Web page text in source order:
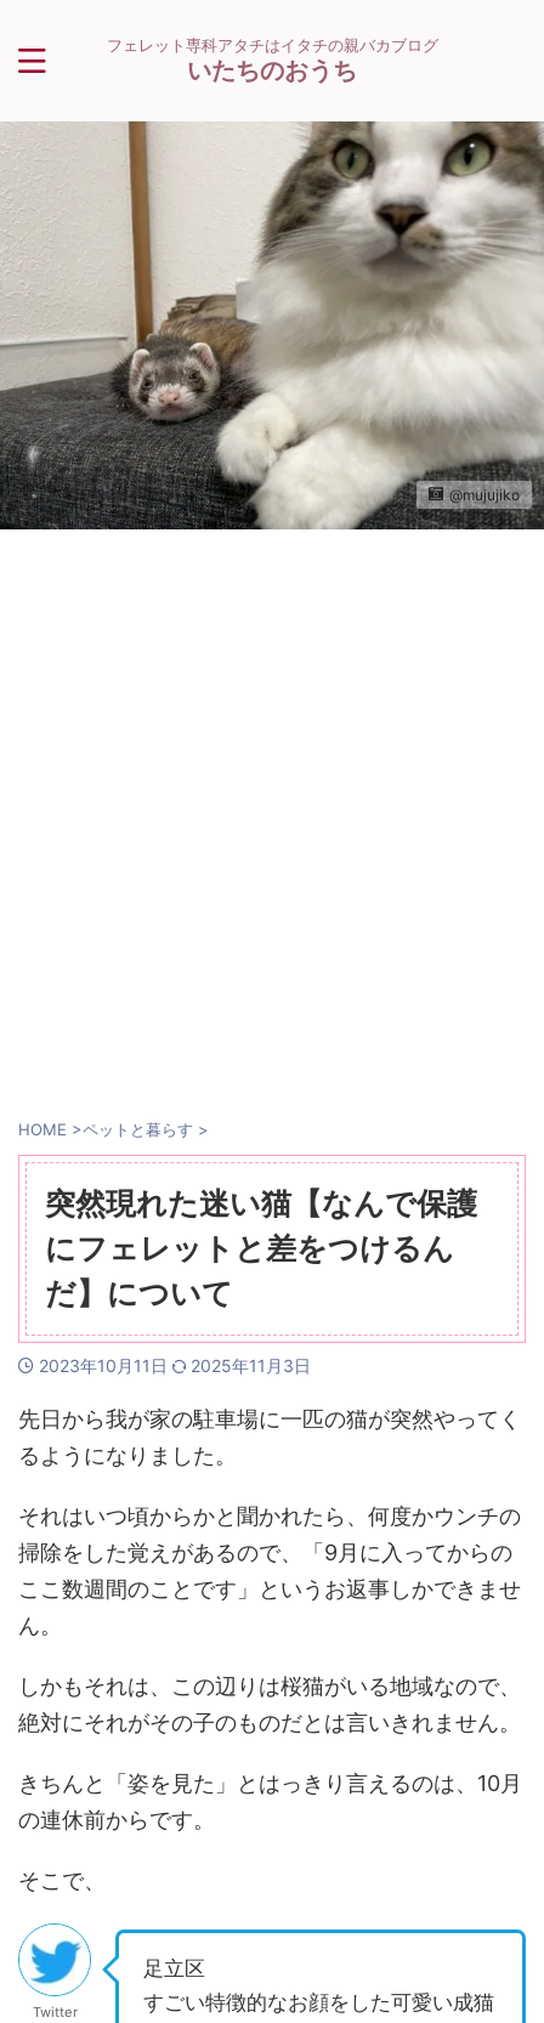
フェレット専科アタチはイタチの親バカブログ
いたちのおうち
@mujujiko
HOME >ペットと暮らす >
突然現れた迷い猫【なんで保護
にフェレットと差をつけるん
だ】について
2023年10月11日 2025年11月3日
先日から我が家の駐車場に一匹の猫が突然やってく
るようになりました。
それはいつ頃からかと聞かれたら、何度かウンチの
掃除をした覚えがあるので、「9月に入ってからの
ここ数週間のことです」というお返事しかできませ
ん。
しかもそれは、この辺りは桜猫がいる地域なので、
絶対にそれがその子のものだとは言いきれません。
きちんと「姿を見た」とはっきり言えるのは、10月
の連休前からです。
そこで、
Twitter
足立区
すごい特徴的なお顔をした可愛い成猫